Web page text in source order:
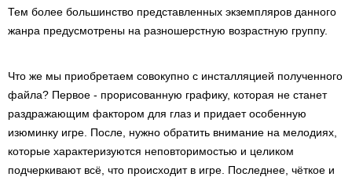
Тем более большинство представленных экземпляров данного
жанра предусмотрены на разношерстную возрастную группу.
Что же мы приобретаем совокупно с инсталляцией полученного
файла? Первое - прорисованную графику, которая не станет
раздражающим фактором для глаз и придает особенную
изюминку игре. После, нужно обратить внимание на мелодиях,
которые характеризуются неповторимостью и целиком
подчеркивают всё, что происходит в игре. Последнее, чёткое и